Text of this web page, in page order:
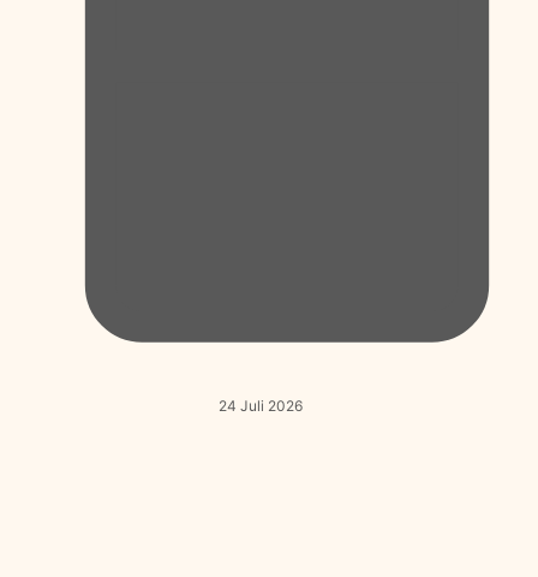
24 Juli 2026